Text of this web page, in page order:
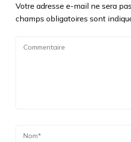
Votre adresse e-mail ne sera
champs obligatoires sont